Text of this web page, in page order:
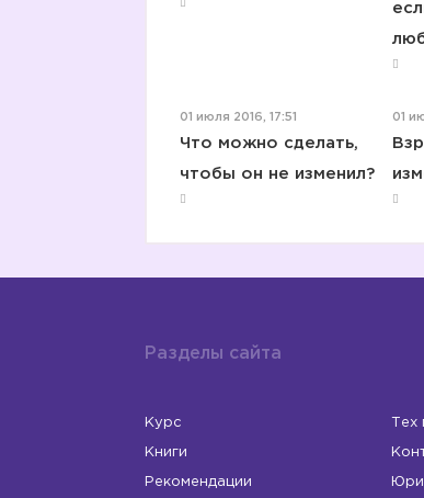
01 июля 2016, 17:51
Что можно сделать,
чтобы он не изменил?
01
Разделы сайта
Курс
Книги
Рекомендации